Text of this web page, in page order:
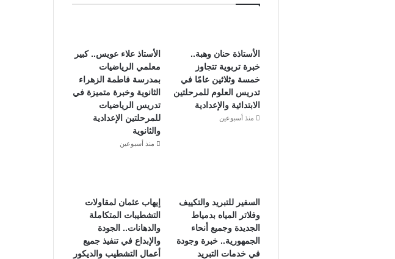
الأستاذة حنان وهبة..
خبرة تربوية تتجاوز
خمسة وثلاثين عامًا في
تدريس العلوم للمرحلتين
الابتدائية والإعدادية
منذ أسبوعين
الأستاذ علاء عويس.. كبير
معلمي الرياضيات
بمدرسة فاطمة الزهراء
الثانوية وخبرة متميزة في
تدريس الرياضيات
للمرحلتين الإعدادية
والثانوية
منذ أسبوعين
السفير للتبريد والتكييف
وفلاتر المياه بدمياط
الجديدة وجميع أنحاء
الجمهورية.. خبرة وجودة
في خدمات التبريد
إيهاب عثمان لمقاولات
التشطيبات المتكاملة
والدهانات.. الجودة
والإبداع في تنفيذ جميع
أعمال التشطيب والديكور